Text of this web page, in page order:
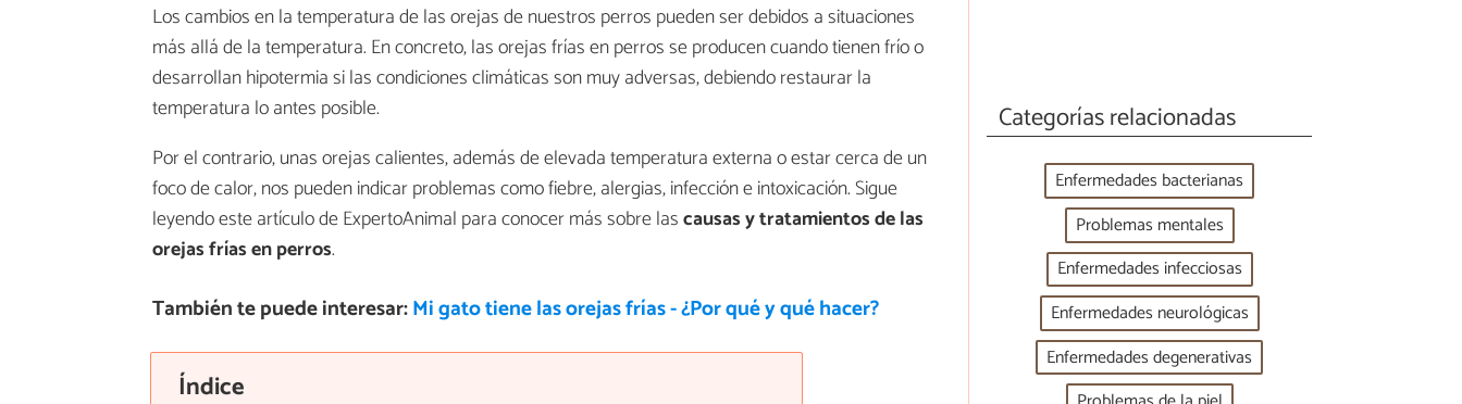
Los cambios en la temperatura de las orejas de nuestros perros pueden ser debidos a situaciones
más allá de la temperatura. En concreto, las orejas frías en perros se producen cuando tienen frío o
desarrollan hipotermia si las condiciones climáticas son muy adversas, debiendo restaurar la
temperatura lo antes posible.
Por el contrario, unas orejas calientes, además de elevada temperatura externa o estar cerca de un
foco de calor, nos pueden indicar problemas como fiebre, alergias, infección e intoxicación. Sigue
leyendo este artículo de ExpertoAnimal para conocer más sobre lascausas y tratamientos de las
orejas frías en perros.
También te puede interesar:Mi gato tiene las orejas frías - ¿Por qué y qué hacer?
Índice
Categorías relacionadas
Enfermedades bacterianas
Problemas mentales
Enfermedades infecciosas
Enfermedades neurológicas
Enfermedades degenerativas